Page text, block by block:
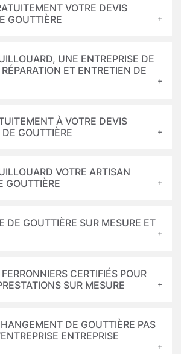
VOTRE DEVIS
GOUTTIÈRE
UNE ENTREPRISE DE
ET ENTRETIEN DE
À VOTRE DEVIS
GOUTTIÈRE
VOTRE ARTISAN
GOUTTIÈRE
DE GOUTTIÈRE SUR MESURE ET
CERTIFIÉS POUR
SUR MESURE
DE GOUTTIÈRE PAS
ENTREPRISE